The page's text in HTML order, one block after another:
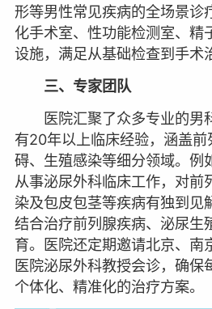
形等男性常见疾病的全场景诊
化手术室、性功能检测室、精
设施，满足从基础检查到手术
三、专家团队
医院汇聚了众多专业的男
有20年以上临床经验，涵盖
碍、生殖感染等细分领域。例
从事泌尿外科临床工作，对前
染及包皮包茎等疾病有独到见
结合治疗前列腺疾病、泌尿生
育。医院还定期邀请北京、南
医院泌尿外科教授会诊，确保
个体化、精准化的治疗方案。